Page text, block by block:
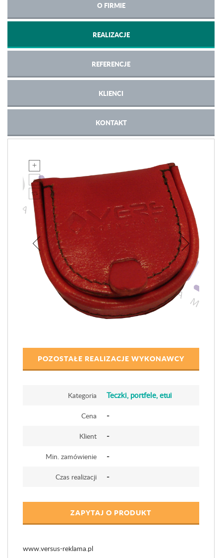
O FIRMIE
REALIZACJE
REFERENCJE
KLIENCI
KONTAKT
POZOSTAŁE REALIZACJE WYKONAWCY
Kategoria Teczki, portfele, etui
Cena -
Klient -
Min. zamówienie -
Czas realizacji -
ZAPYTAJ O PRODUKT
www.versus-reklama.pl